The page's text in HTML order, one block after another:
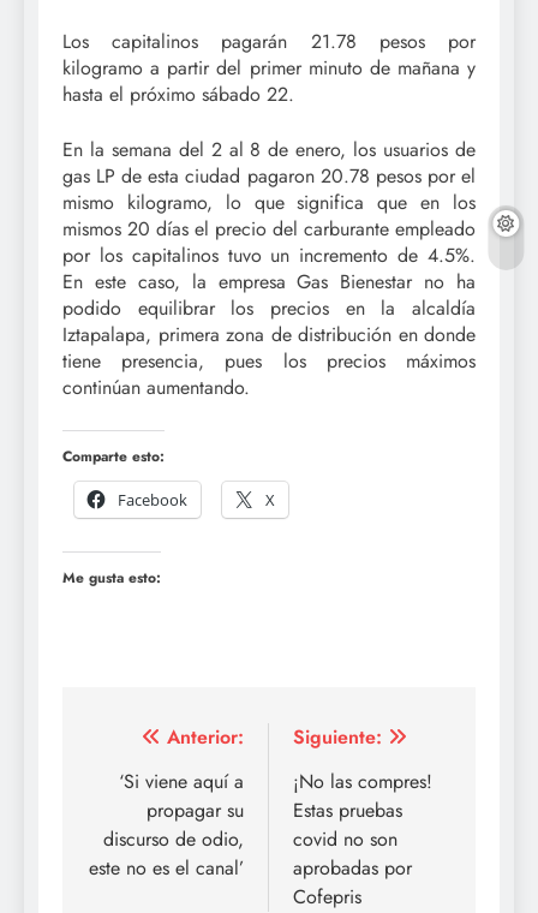
Los capitalinos pagarán 21.78 pesos por
kilogramo a partir del primer minuto de mañana y
hasta el próximo sábado 22.
En la semana del 2 al 8 de enero, los usuarios de
gas LP de esta ciudad pagaron 20.78 pesos por el
mismo kilogramo, lo que significa que en los
mismos 20 días el precio del carburante empleado
por los capitalinos tuvo un incremento de 4.5%.
En este caso, la empresa Gas Bienestar no ha
podido equilibrar los precios en la alcaldía
Iztapalapa, primera zona de distribución en donde
tiene presencia, pues los precios máximos
continúan aumentando.
Comparte esto:
Facebook
X
Me gusta esto:
Navegación
entradas
Anterior:
‘Si viene aquí a
propagar su
discurso de odio,
este no es el canal’
Siguiente:
¡No las compres!
Estas pruebas
covid no son
aprobadas por
Cofepris